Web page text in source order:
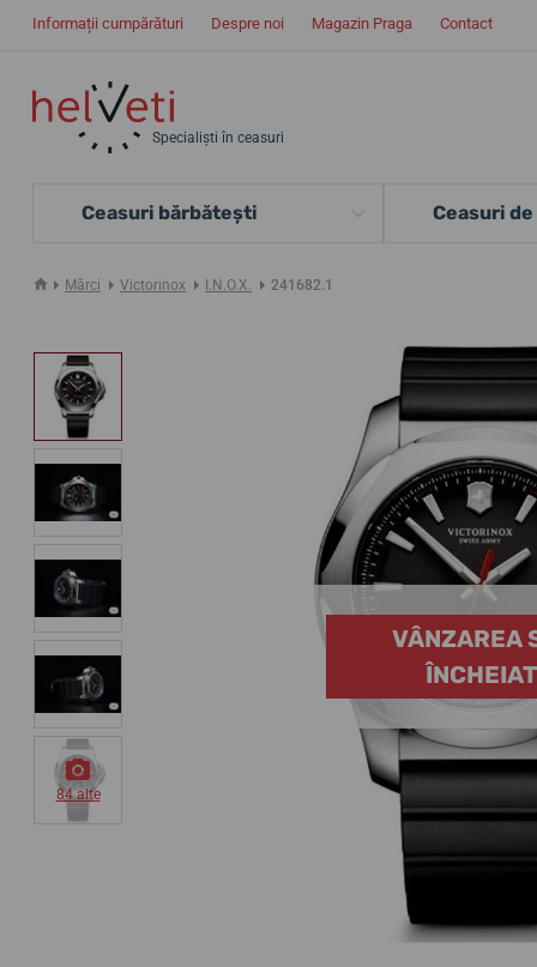
Informații cumpărături Despre noi Magazin Praga Contact
Specialiști în ceasuri
Ceasuri bărbătești Ceasuri de
Mărci Victorinox I.N.O.X. 241682.1
VÂNZAREA
ÎNCHEIAT
84 alte